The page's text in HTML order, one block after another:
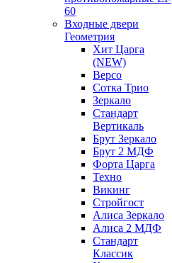
60
Входные двери
Геометрия
Хит Царга
(NEW)
Версо
Сотка Трио
Зеркало
Стандарт
Вертикаль
Брут Зеркало
Брут 2 МДФ
Форта Царга
Техно
Викинг
Стройгост
Алиса Зеркало
Алиса 2 МДФ
Стандарт
Классик